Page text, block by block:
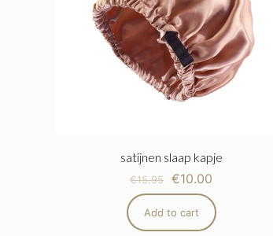
satijnen slaap kapje
€15.95 €10.00
Add to cart